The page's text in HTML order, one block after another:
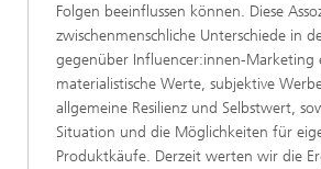
Folgen beeinflussen können. Diese
zwischenmenschliche Unterschiede in
gegenüber Influencer:innen-Marketing
materialistische Werte, subjektive
allgemeine Resilienz und Selbstwert,
Situation und die Möglichkeiten für
Produktkäufe. Derzeit werten wir die